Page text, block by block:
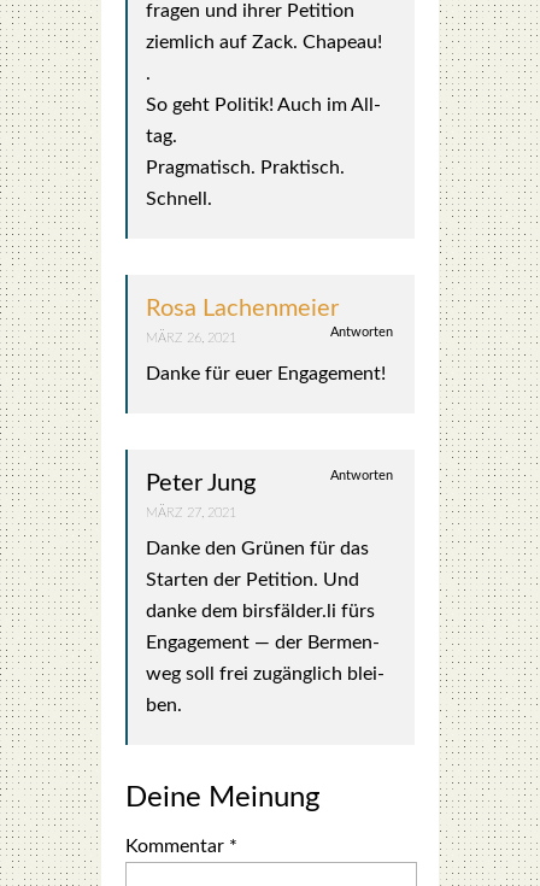
fra­gen und ihrer Peti­ti­on
ziem­lich auf Zack. Cha­peau!
.
So geht Poli­tik! Auch im All­
tag.
Prag­ma­tisch. Prak­tisch.
Schnell.
Rosa Lachenmeier
Antworten
MÄRZ 26, 2021
Dan­ke für euer Enga­ge­ment!
Peter Jung Antworten
MÄRZ 27, 2021
Dan­ke den Grü­nen für das
Star­ten der Peti­ti­on. Und
dan­ke dem birsfälder.li fürs
Enga­ge­ment — der Ber­men­
weg soll frei zugäng­lich blei­
ben.
Deine Meinung
Kommentar *